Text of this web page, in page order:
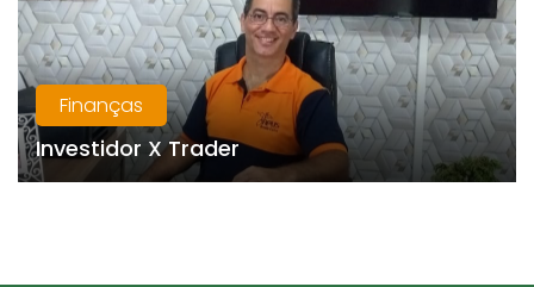
Finanças
Investidor X Trader